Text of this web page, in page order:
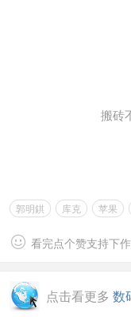
搬砖
郭明錤 库克 苹果
 看完点个赞支持下作
点击看更多 数